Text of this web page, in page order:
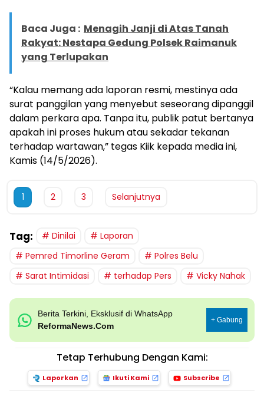
Baca Juga : Menagih Janji di Atas Tanah
Rakyat: Nestapa Gedung Polsek Raimanuk
yang Terlupakan
“Kalau memang ada laporan resmi, mestinya ada
surat panggilan yang menyebut seseorang dipanggil
dalam perkara apa. Tanpa itu, publik patut bertanya
apakah ini proses hukum atau sekadar tekanan
terhadap wartawan,” tegas Kiik kepada media ini,
Kamis (14/5/2026).
1 2 3 Selanjutnya
Tag: Dinilai
Laporan
Pemred Timorline Geram
Polres Belu
Sarat Intimidasi
terhadap Pers Vicky Nahak
Berita Terkini, Eksklusif di WhatsApp
ReformaNews.Com
+ Gabung
Tetap Terhubung Dengan Kami:
Laporkan Ikuti Kami Subscribe